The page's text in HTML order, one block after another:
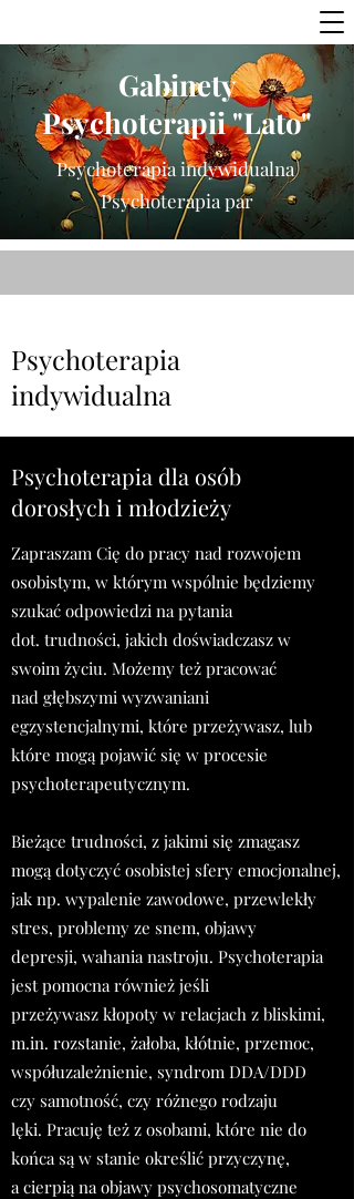
Gabinety
Psychoterapii "Lato"
Psychoterapia indywidualna
Psychoterapia par
Psychoterapia
indywidualna
Psychoterapia dla osób
dorosłych i młodzieży
Zapraszam Cię do pracy nad rozwojem
osobistym, w którym wspólnie będziemy
szukać odpowiedzi na pytania
dot. trudności, jakich doświadczasz w
swoim życiu. Możemy też pracować
nad głębszymi wyzwaniani
egzystencjalnymi, które przeżywasz, lub
które mogą pojawić się w procesie
psychoterapeutycznym.
Bieżące trudności, z jakimi się zmagasz
mogą dotyczyć osobistej sfery emocjonalnej,
jak np. wypalenie zawodowe, przewlekły
stres, problemy ze snem, objawy
depresji, wahania nastroju. Psychoterapia
jest pomocna również jeśli
przeżywasz kłopoty w relacjach z bliskimi,
m.in. rozstanie, żałoba, kłótnie, przemoc,
współuzależnienie, syndrom DDA/DDD
czy samotność, czy różnego rodzaju
lęki. Pracuję też z osobami, które nie do
końca są w stanie określić przyczynę,
a cierpią na objawy psychosomatyczne